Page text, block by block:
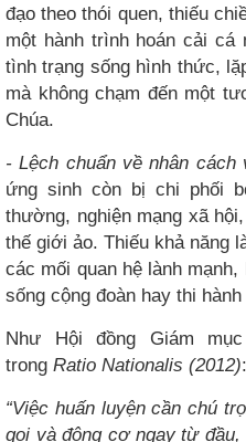
đạo theo thói quen, thiếu
một hành trình hoán cải cá
tình trạng sống hình thức,
mà không chạm đến một
Chúa.
- Lệch chuẩn về nhân cách
ứng sinh còn bị chi phối
thường, nghiện mạng xã
thế giới ảo. Thiếu khả năng
các mối quan hệ lành
sống cộng đoàn hay thi
Như Hội đồng Giám
trong Ratio Nationalis (2012):
“Việc huấn luyện cần chú
gọi và động cơ ngay từ